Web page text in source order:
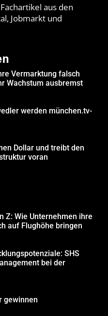
aus den
Jobmarkt und
Vermarktung falsch
Wachstum ausbremst
werden münchen.tv-
Dollar und treibt den
voran
Z: Wie Unternehmen ihre
auf Flughöhe bringen
SHS
bei der
gewinnen